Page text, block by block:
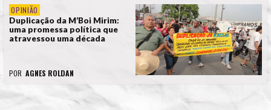
OPINIÃO
Duplicação da M’Boi Mirim:
uma promessa política que
atravessou uma década
POR AGNES ROLDAN